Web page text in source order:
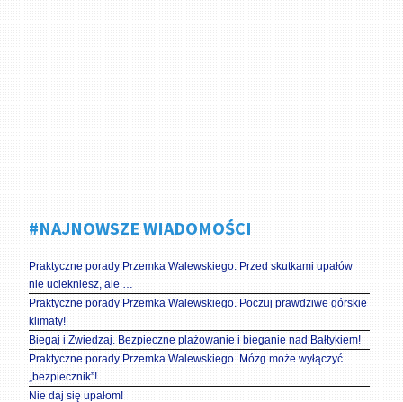
#NAJNOWSZE WIADOMOŚCI
Praktyczne porady Przemka Walewskiego. Przed skutkami upałów
nie uciekniesz, ale …
Praktyczne porady Przemka Walewskiego. Poczuj prawdziwe górskie
klimaty!
Biegaj i Zwiedzaj. Bezpieczne plażowanie i bieganie nad Bałtykiem!
Praktyczne porady Przemka Walewskiego. Mózg może wyłączyć
„bezpiecznik”!
Nie daj się upałom!